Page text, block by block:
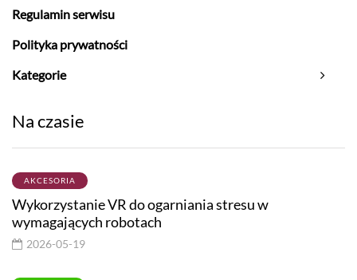
Regulamin serwisu
Polityka prywatności
Kategorie
Na czasie
AKCESORIA
Wykorzystanie VR do ogarniania stresu w
wymagających robotach
2026-05-19